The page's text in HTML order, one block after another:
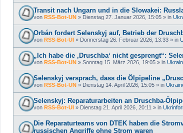
Transit nach Ungarn und in die Slowakei:
von RSS-Bot-UN » Dienstag 27. Januar 2026, 15:05 » in
Orbán fordert Selenskyj auf, Betrieb der
von RSS-Bot-UI » Donnerstag 26. Februar 2026, 13:33 » in
„Ich habe die ‚Druschba‘ nicht gesprengt“:
von RSS-Bot-UN » Sonntag 15. März 2026, 19:05 » in
Selenskyj versprach, dass die Ölpipeline
von RSS-Bot-UN » Dienstag 14. April 2026, 15:05 » in
Selenskyj: Reparaturarbeiten an Druschba-
von RSS-Bot-UI » Dienstag 21. April 2026, 20:11 » in
Die Reparaturteams von DTEK haben die
russischen Angriffe ohne Strom waren